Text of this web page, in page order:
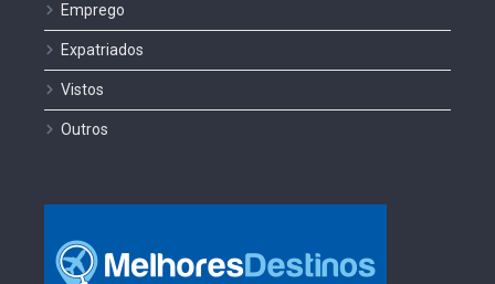
Emprego
Expatriados
Vistos
Outros